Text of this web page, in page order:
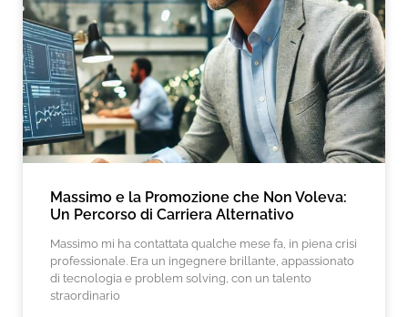
Massimo e la Promozione che Non Voleva:
Un Percorso di Carriera Alternativo
Massimo mi ha contattata qualche mese fa, in piena crisi
professionale. Era un ingegnere brillante, appassionato
di tecnologia e problem solving, con un talento
straordinario